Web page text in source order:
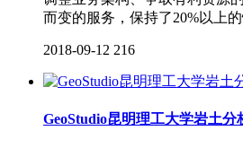
而变的服务，保持了20%以上
2018-09-12 216
GeoStudio昆明理工大学岩土